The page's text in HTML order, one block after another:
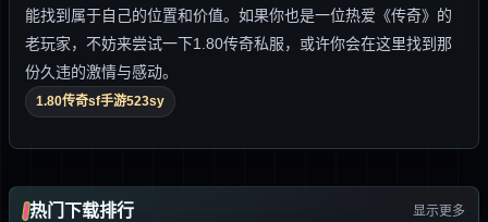
能找到属于自己的位置和价值。如果你也是一位热爱《传奇》的
老玩家，不妨来尝试一下1.80传奇私服，或许你会在这里找到那
份久违的激情与感动。
1.80传奇sf手游523sy
热门下载排行 显示更多